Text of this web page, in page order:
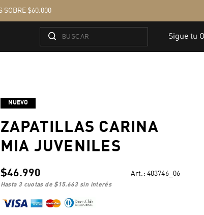
NUEVO
ZAPATILLAS CARINA
MIA JUVENILES
$46.990 Art.: 403746_06
hasta 3 cuotas de $15.663sin interés